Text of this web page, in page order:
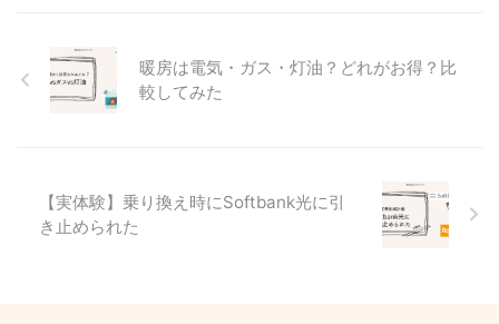
暖房は電気・ガス・灯油？どれがお得？比
較してみた
【実体験】乗り換え時にSoftbank光に引
き止められた